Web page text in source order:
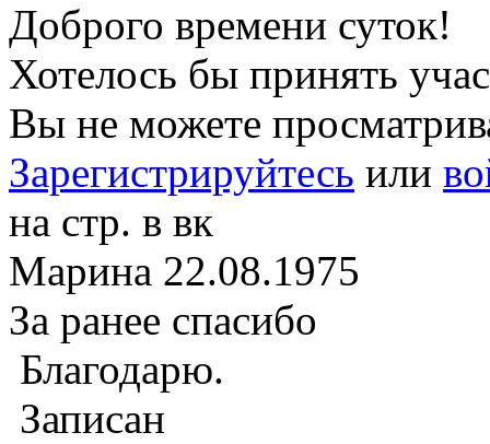
Доброго времени суток!
Хотелось бы принять
Вы не можете
Зарегистрируйтесь или
на стр. в вк
Марина 22.08.1975
За ранее спасибо
Благодарю.
Записан